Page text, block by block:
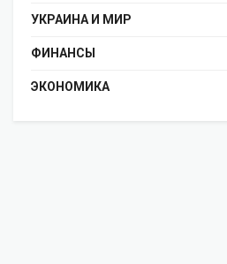
УКРАИНА И МИР
ФИНАНСЫ
ЭКОНОМИКА